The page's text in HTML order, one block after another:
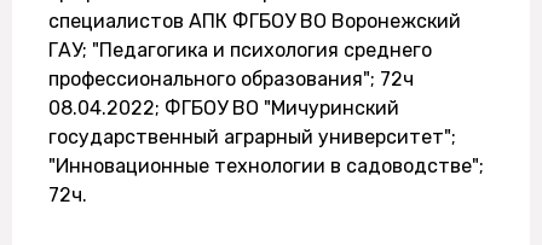
специалистов АПК ФГБОУ ВО Воронежский
ГАУ; "Педагогика и психология среднего
профессионального образования"; 72ч
08.04.2022; ФГБОУ ВО "Мичуринский
государственный аграрный университет";
"Инновационные технологии в садоводстве";
72ч.